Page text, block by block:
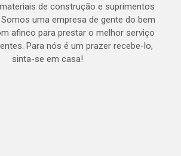
de construção e suprimentos
uma empresa de gente do bem
afinco para prestar o melhor serviço
Para nós é um prazer recebe-lo,
sinta-se em casa!